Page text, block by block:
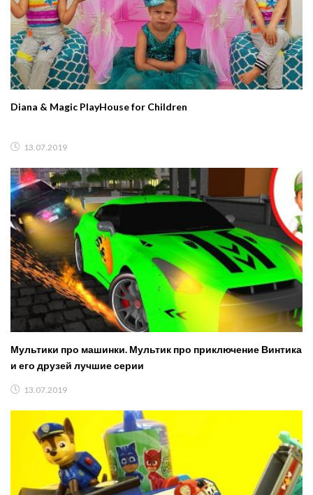
Diana & Magic PlayHouse for Children
13.07.2019
Мультики про машинки. Мультик про приключение Винтика
и его друзей лучшие серии
13.07.2019